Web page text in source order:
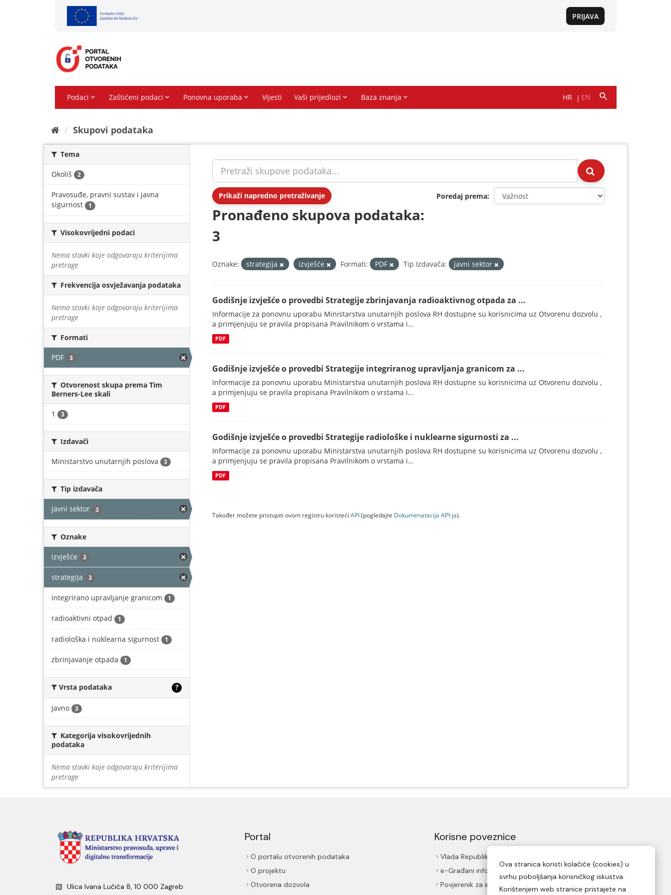
Skupovi podаtаkа
Tema
Okoliš 2
Pravosuđe, pravni sustav i javna
sigurnost
1
Visokovrijedni podaci
Nema stavki koje odgovaraju kriterijima
pretrage
Frekvencija osvježavanja podataka
Nema stavki koje odgovaraju kriterijima
pretrage
Formati
PDF 3
Otvorenost skupa prema Tim
Berners-Lee skali
1 3
Izdavači
Ministarstvo unutarnjih poslova 3
Tip izdavača
Javni sektor 3
Oznake
izvješće 3
strategija 3
integrirano upravljanje granicom 1
radioaktivni otpad 1
radiološka i nuklearna sigurnost 1
zbrinjavanje otpada 1
Vrsta podataka ?
Javno 3
Kategorija visokovrijednih
podataka
Nema stavki koje odgovaraju kriterijima
pretrage
Prikaži napredno pretraživanje Poredaj prema
Pronađeno skupova podataka:
3
Oznake: strategija izvješće Formati: PDF Tip Izdavača: Javni sektor
Godišnje izvješće o provedbi Strategije zbrinjavanja radioaktivnog otpada za ...
Informacije za ponovnu uporabu Ministarstva unutarnjih poslova RH dostupne su korisnicima uz Otvorenu dozvolu ,
a primjenjuju se pravila propisana Pravilnikom o vrstama i...
PDF
Godišnje izvješće o provedbi Strategije integriranog upravljanja granicom za ...
Informacije za ponovnu uporabu Ministarstva unutarnjih poslova RH dostupne su korisnicima uz Otvorenu dozvolu ,
a primjenjuju se pravila propisana Pravilnikom o vrstama i...
PDF
Godišnje izvješće o provedbi Strategije radiološke i nuklearne sigurnosti za ...
Informacije za ponovnu uporabu Ministarstva unutarnjih poslova RH dostupne su korisnicima uz Otvorenu dozvolu ,
a primjenjuju se pravila propisana Pravilnikom o vrstama i...
PDF
Također možete pristupiti ovom registru koristeći API(pogledajte Dokumenаtаcijа API-jа).